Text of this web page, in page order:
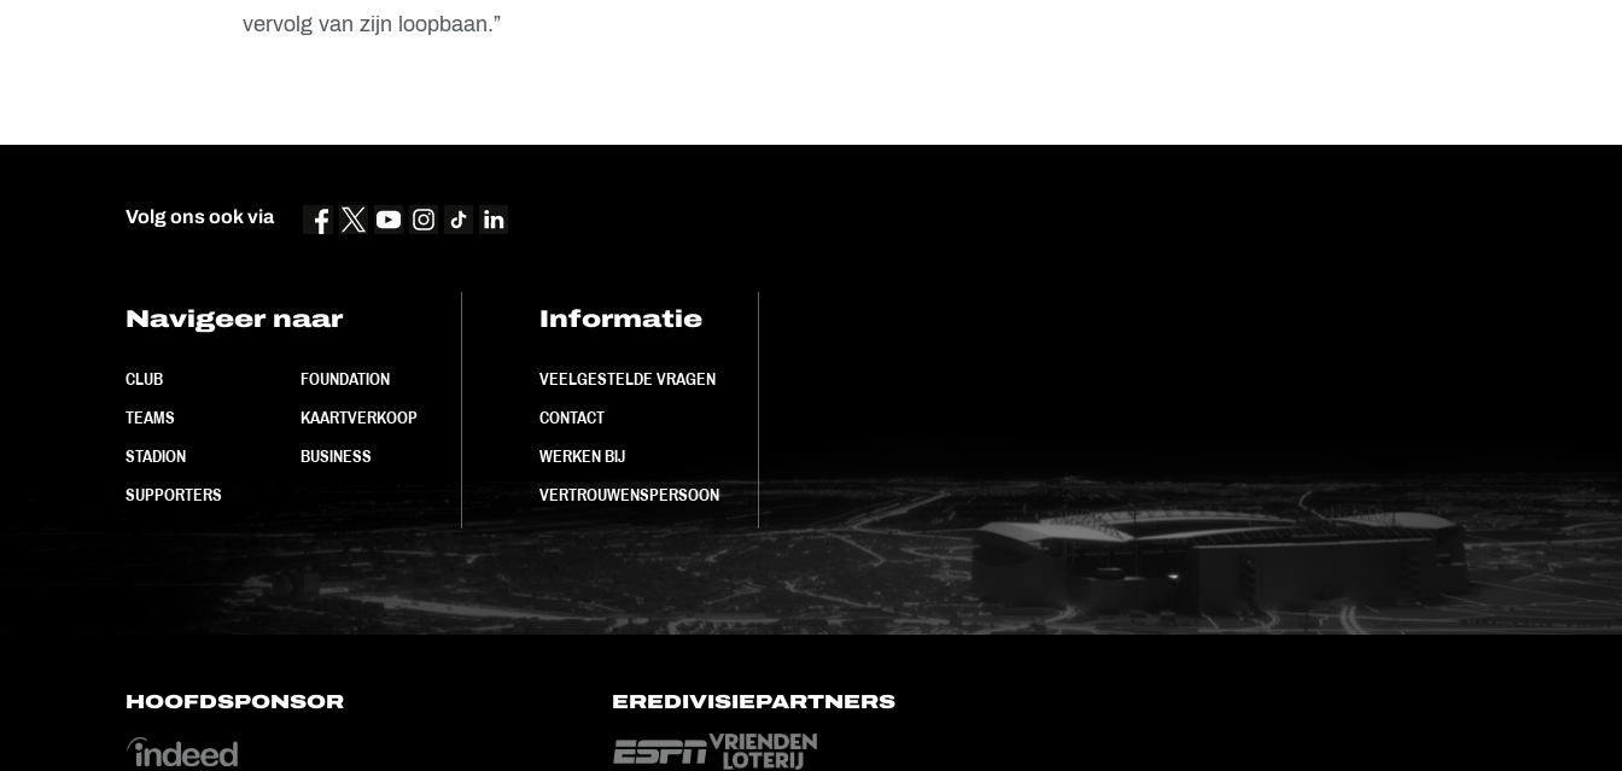
vervolg van zijn loopbaan.”
Volg ons ook via
Navigeer naar
CLUB
TEAMS
STADION
SUPPORTERS
FOUNDATION
KAARTVERKOOP
BUSINESS
Informatie
VEELGESTELDE VRAGEN
CONTACT
WERKEN BIJ
VERTROUWENSPERSOON
HOOFDSPONSOR EREDIVISIEPARTNERS